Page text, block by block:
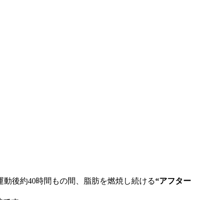
後約40時間もの間、脂肪を燃焼し続ける“アフター